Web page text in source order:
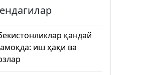
қандай
иш ҳақи ва